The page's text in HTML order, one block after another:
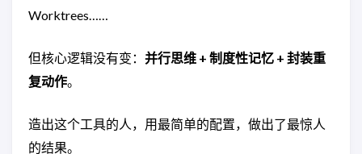
Worktrees……
但核心逻辑没有变： 并行思维 + 制度性记忆 + 封装重
复动作。
造出这个工具的人，用最简单的配置，做出了最惊人
的结果。